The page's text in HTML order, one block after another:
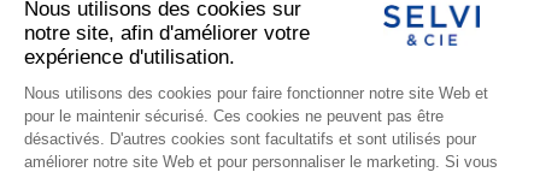
PLAN
SERVICES
VALEURS
COORDONNÉES